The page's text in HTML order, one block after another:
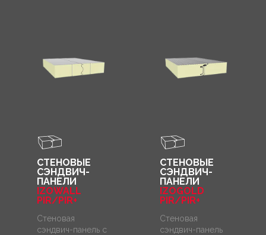
СТЕНОВЫЕ
СЭНДВИЧ-
ПАНЕЛИ
IZOWALL
PIR/PIR+
Стеновая
сэндвич-панель с
СТЕНОВЫЕ
СЭНДВИЧ-
ПАНЕЛИ
IZOGOLD
PIR/PIR+
Стеновая
сэндвич-панель